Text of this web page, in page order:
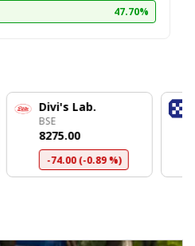
47.70%
Divi's Lab.
BSE
₹8275.00
-74.00 (-0.89 %)